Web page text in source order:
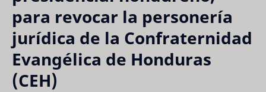
para revocar la personería
jurídica de la Confraternidad
Evangélica de Honduras
(CEH)